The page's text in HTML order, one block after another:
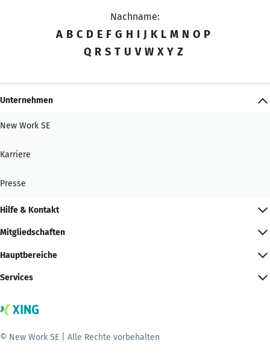
Nachname:
A B C D E F G H I J K L M N O P
Q R S T U V W X Y Z
Unternehmen
New Work SE
Karriere
Presse
Hilfe & Kontakt
Mitgliedschaften
Hauptbereiche
Services
© New Work SE | Alle Rechte vorbehalten